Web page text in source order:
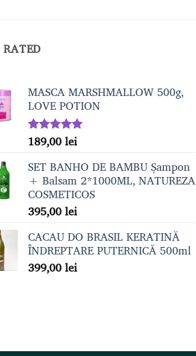
MASCA MARSHMALLOW 500g,
LOVE POTION
Evaluat la
5.00din 5
189,00lei
SET BANHO DE BAMBU Șampon
+ Balsam 2*1000ML, NATUREZA
COSMETICOS
395,00lei
CACAU DO BRASIL KERATINĂ
ÎNDREPTARE PUTERNICĂ 500ml
399,00lei